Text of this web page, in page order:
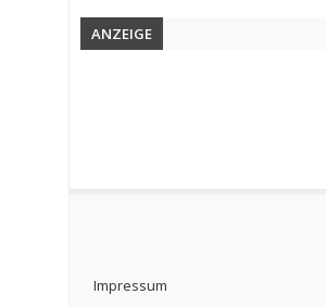
ANZEIGE
Impressum